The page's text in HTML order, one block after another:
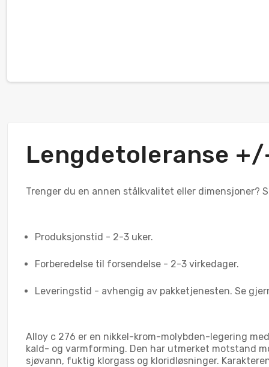
Lengdetoleranse
Trenger du en annen stålkvalitet eller dimensjoner?
Produksjonstid - 2-3 uker.
Forberedelse til forsendelse - 2-3 virkedager.
Leveringstid - avhengig av pakketjenesten. Se
Alloy c 276 er en nikkel-krom-molybden-legering
kald- og varmforming. Den har utmerket motstand
sjøvann, fuktig klorgass og kloridløsninger.